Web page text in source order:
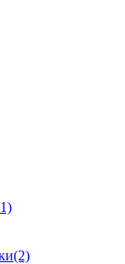
(2)